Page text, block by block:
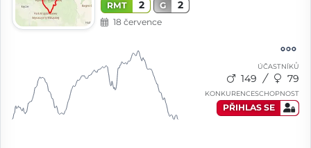
RMT 2 G 2
18 července
ÚČASTNÍKŮ
149 79
KONKURENCESCHOPNOST
PŘIHLAS SE